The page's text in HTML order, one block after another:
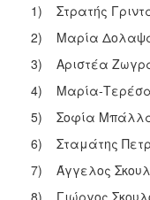
1) Στρατής
2) Μαρία
3) Αριστέα
4) Μαρία-Τερέσα
5) Σοφία
6) Σταμάτης
7) Άγγελος
8) Γιώργος